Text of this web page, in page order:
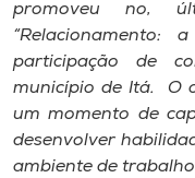
Biblioteca
Editora
Rádio
promoveu no,
participação de
município de Itá. O
um momento de
desenvolver
ambiente de